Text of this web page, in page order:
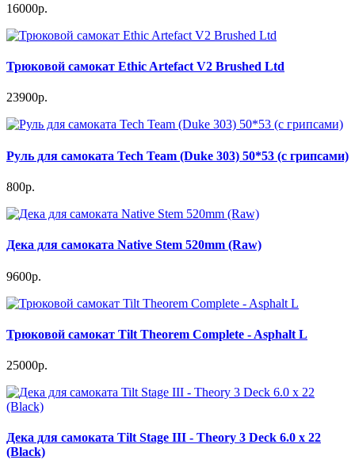
16000р.
Трюковой самокат Ethic Artefact V2 Brushed Ltd
23900р.
Руль для самоката Tech Team (Duke 303) 50*53 (c грипсами)
800р.
Дека для самоката Native Stem 520mm (Raw)
9600р.
Трюковой самокат Tilt Theorem Complete - Asphalt L
25000р.
Дека для самоката Tilt Stage III - Theory 3 Deck 6.0 x 22
(Black)